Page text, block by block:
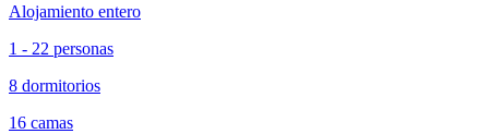
Alojamiento entero
1 - 22 personas
8 dormitorios
16 camas